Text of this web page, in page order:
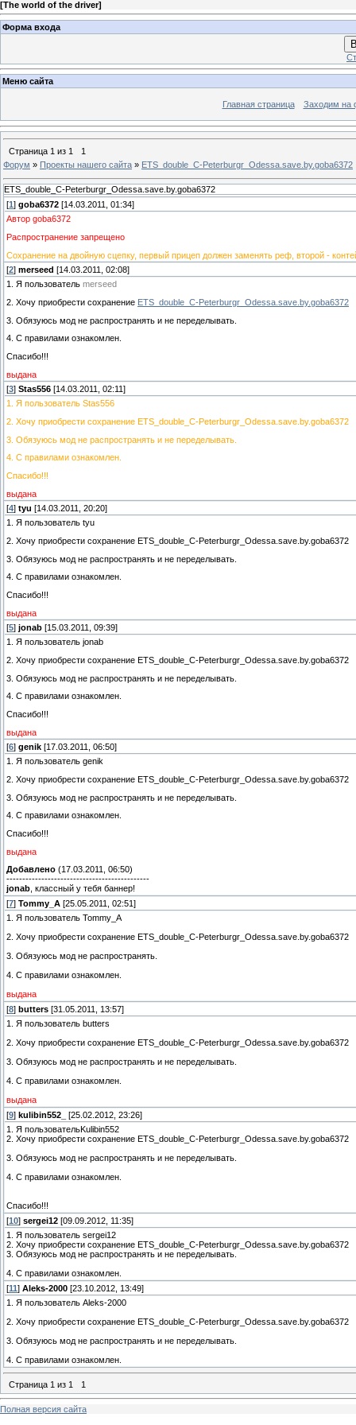
[The world of the driver]
Форма входа
Меню сайта
Главная страница Заходим на
Страница 1 из 1
1
Форум » Проекты нашего сайта » ETS_double_C-Peterburgr_Odessa.save.by.goba6372
ETS_double_C-Peterburgr_Odessa.save.by.goba6372
[1 ] goba6372 [14.03.2011, 01:34]
Автор goba6372
Распространение запрещено
Сохранение на двойную сцепку, первый прицеп должен заменять реф, второй -
[2] merseed [14.03.2011, 02:08]
1. Я пользователь merseed
2. Хочу приобрести сохранение ETS_double_C-Peterburgr_Odessa.save.by.goba6372
3. Обязуюсь мод не распространять и не переделывать.
4. С правилами ознакомлен.
Спасибо!!!
выдана
[3] Stas556 [14.03.2011, 02:11]
1. Я пользователь Stas556
2. Хочу приобрести сохранение ETS_double_C-Peterburgr_Odessa.save.by.goba6372
3. Обязуюсь мод не распространять и не переделывать.
4. С правилами ознакомлен.
Спасибо!!!
выдана
[4] tyu [14.03.2011, 20:20]
1. Я пользователь tyu
2. Хочу приобрести сохранение ETS_double_C-Peterburgr_Odessa.save.by.goba6372
3. Обязуюсь мод не распространять и не переделывать.
4. С правилами ознакомлен.
Спасибо!!!
выдана
[5] jonab [15.03.2011, 09:39]
1. Я пользователь jonab
2. Хочу приобрести сохранение ETS_double_C-Peterburgr_Odessa.save.by.goba6372
3. Обязуюсь мод не распространять и не переделывать.
4. С правилами ознакомлен.
Спасибо!!!
выдана
[6] genik [17.03.2011, 06:50]
1. Я пользователь genik
2. Хочу приобрести сохранение ETS_double_C-Peterburgr_Odessa.save.by.goba6372
3. Обязуюсь мод не распространять и не переделывать.
4. С правилами ознакомлен.
Спасибо!!!
выдана
Добавлено (17.03.2011, 06:50)
---------------------------------------------
jonab , классный у тебя баннер!
[7] Tommy_A [25.05.2011, 02:51]
1. Я пользователь Tommy_A
2. Хочу приобрести сохранение ETS_double_C-Peterburgr_Odessa.save.by.goba6372
3. Обязуюсь мод не распространять.
4. С правилами ознакомлен.
выдана
[8] butters [31.05.2011, 13:57]
1. Я пользователь butters
2. Хочу приобрести сохранение ETS_double_C-Peterburgr_Odessa.save.by.goba6372
3. Обязуюсь мод не распространять и не переделывать.
4. С правилами ознакомлен.
выдана
[9] kulibin552_
[25.02.2012, 23:26]
1. Я пользовательKulibin552
2. Хочу приобрести сохранение ETS_double_C-Peterburgr_Odessa.save.by.goba6372
3. Обязуюсь мод не распространять и не переделывать.
4. С правилами ознакомлен.
Спасибо!!!
[10] sergei12 [09.09.2012, 11:35]
1. Я пользователь sergei12
2. Хочу приобрести сохранение ETS_double_C-Peterburgr_Odessa.save.by.goba6372
3. Обязуюсь мод не распространять и не переделывать.
4. С правилами ознакомлен.
[11 ] Aleks-2000 [23.10.2012, 13:49]
1. Я пользователь Aleks-2000
2. Хочу приобрести сохранение ETS_double_C-Peterburgr_Odessa.save.by.goba6372
3. Обязуюсь мод не распространять и не переделывать.
4. С правилами ознакомлен.
Страница 1 из 1 1
Полная версия сайта